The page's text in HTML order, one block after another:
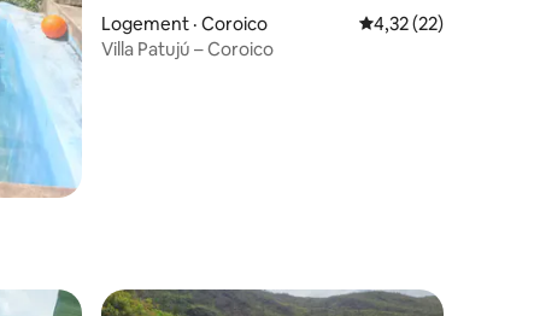
Logement · Coroico Note moyenne de
4,32 (22)
Villa Patujú – Coroico